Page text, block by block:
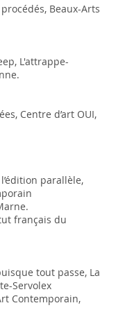
Beaux-Arts
L'attrappe-
Centre d’art OUI,
l’édition parallèle,
français du
tout passe, La
Servolex
Contemporain,